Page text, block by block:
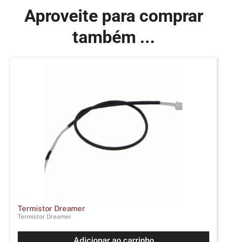
Aproveite para comprar
também ...
Termistor Dreamer
Termistor Dreamer